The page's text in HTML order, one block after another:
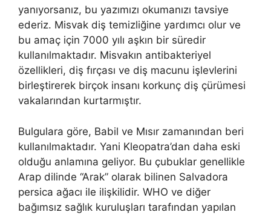
yanıyorsanız, bu yazımızı okumanızı tavsiye
ederiz. Misvak diş temizliğine yardımcı olur ve
bu amaç için 7000 yılı aşkın bir süredir
kullanılmaktadır. Misvakın antibakteriyel
özellikleri, diş fırçası ve diş macunu işlevlerini
birleştirerek birçok insanı korkunç diş çürümesi
vakalarından kurtarmıştır.
Bulgulara göre, Babil ve Mısır zamanından beri
kullanılmaktadır. Yani Kleopatra’dan daha eski
olduğu anlamına geliyor. Bu çubuklar genellikle
Arap dilinde “Arak” olarak bilinen Salvadora
persica ağacı ile ilişkilidir. WHO ve diğer
bağımsız sağlık kuruluşları tarafından yapılan